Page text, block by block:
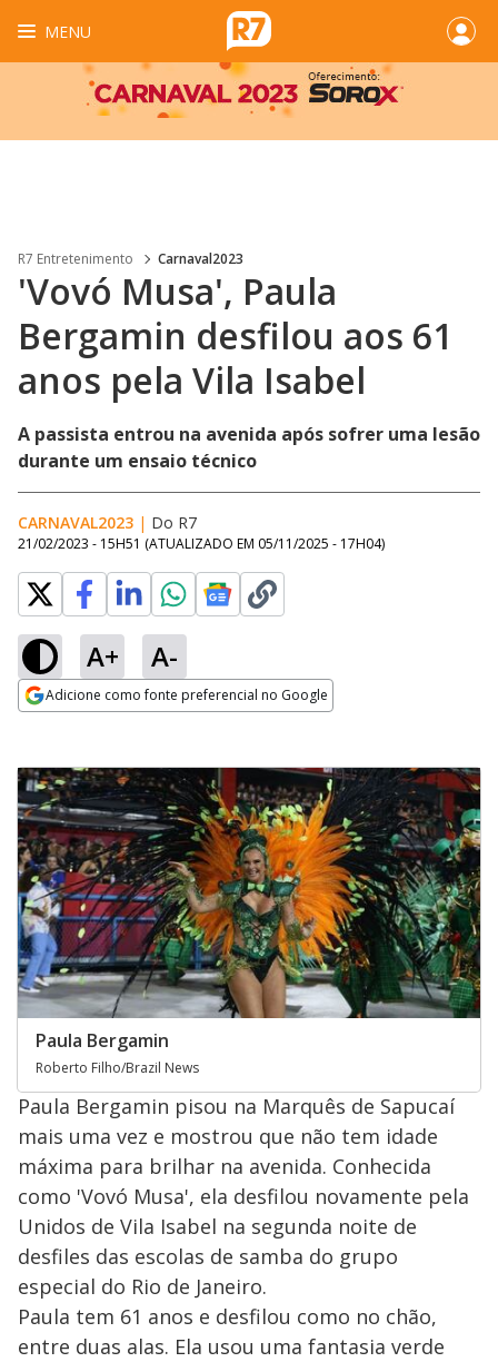
MENU
R7 Entretenimento Carnaval2023
'Vovó Musa', Paula
Bergamin desfilou aos 61
anos pela Vila Isabel
A passista entrou na avenida após sofrer uma lesão
durante um ensaio técnico
CARNAVAL2023 | Do R7
21/02/2023 - 15H51 (ATUALIZADO EM 05/11/2025 - 17H04)
A+ A-
Adicione como fonte preferencial no Google
Paula Bergamin
Roberto Filho/Brazil News
Paula Bergamin pisou na Marquês de Sapucaí
mais uma vez e mostrou que não tem idade
máxima para brilhar na avenida. Conhecida
como 'Vovó Musa', ela desfilou novamente pela
Unidos de Vila Isabel na segunda noite de
desfiles das escolas de samba do grupo
especial do Rio de Janeiro.
Paula tem 61 anos e desfilou como no chão,
entre duas alas. Ela usou uma fantasia verde